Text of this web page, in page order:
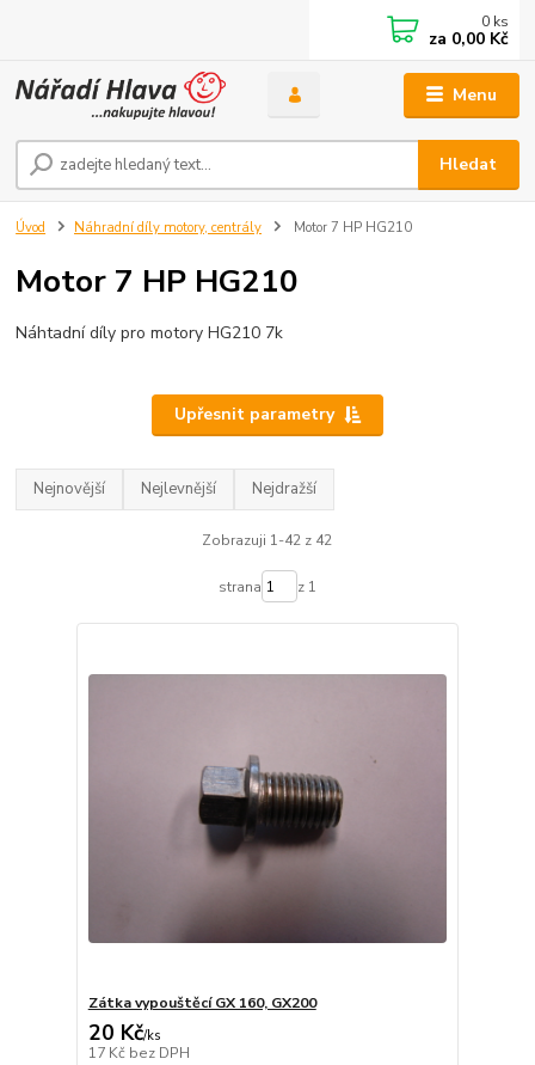
Menu
Hledat
0 ks
za 0,00 Kč
Úvod Náhradní díly motory, centrály Motor 7 HP HG210
Motor 7 HP HG210
Náhtadní díly pro motory HG210 7k
Upřesnit parametry
Nejnovější Nejlevnější Nejdražší
Zobrazuji 1-42 z 42
strana z 1
Zátka vypouštěcí GX 160, GX200
20 Kč/ks
17 Kč bez DPH